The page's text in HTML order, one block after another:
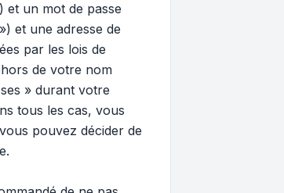
et un mot de passe
et une adresse de
par les lois de
de votre nom
» durant votre
tous les cas, vous
pouvez décider de